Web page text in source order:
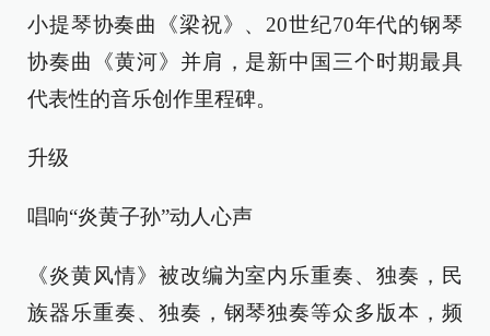
小提琴协奏曲《梁祝》、20世纪70年代的钢琴
协奏曲《黄河》并肩，是新中国三个时期最具
代表性的音乐创作里程碑。
升级
唱响“炎黄子孙”动人心声
《炎黄风情》被改编为室内乐重奏、独奏，民
族器乐重奏、独奏，钢琴独奏等众多版本，频